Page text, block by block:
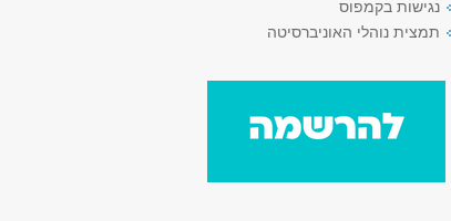
נגישות בקמפוס
תמצית נוהלי האוניברסיטה